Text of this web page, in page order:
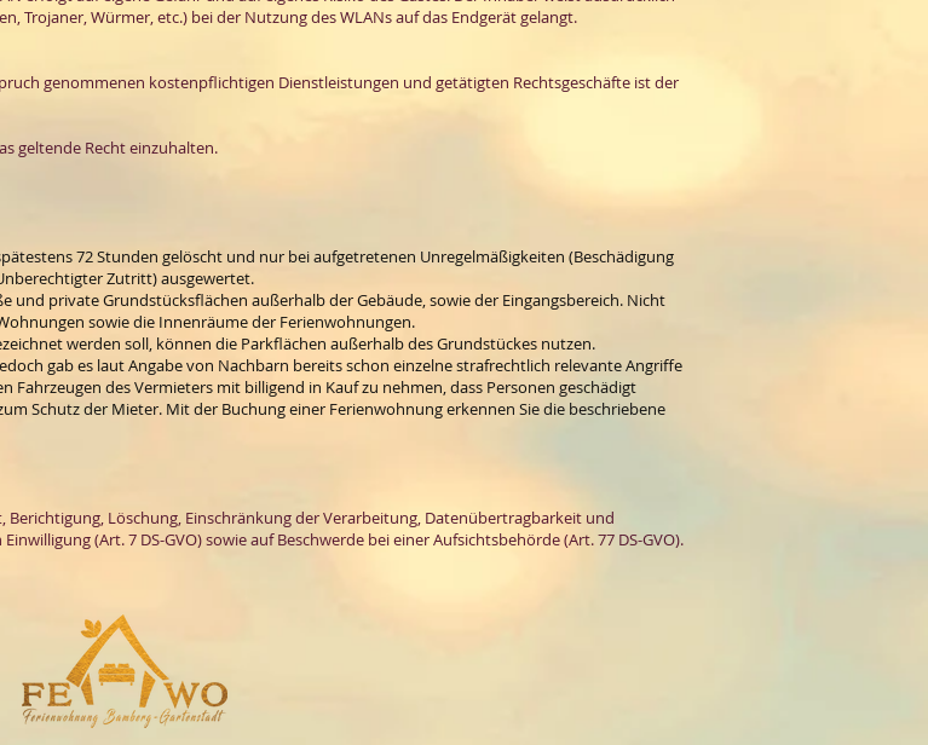
Trojaner, Würmer, etc.) bei der Nutzung des WLANs auf das Endgerät gelangt.
genommenen kostenpflichtigen Dienstleistungen und getätigten Rechtsgeschäfte ist der
geltende Recht einzuhalten.
72 Stunden gelöscht und nur bei aufgetretenen Unregelmäßigkeiten (Beschädigung
Zutritt) ausgewertet.
und private Grundstücksflächen außerhalb der Gebäude, sowie der Eingangsbereich. Nicht
sowie die Innenräume der Ferienwohnungen.
werden soll, können die Parkflächen außerhalb des Grundstückes nutzen.
gab es laut Angabe von Nachbarn bereits schon einzelne strafrechtlich relevante Angriffe
des Vermieters mit billigend in Kauf zu nehmen, dass Personen geschädigt
Schutz der Mieter. Mit der Buchung einer Ferienwohnung erkennen Sie die beschriebene
Löschung, Einschränkung der Verarbeitung, Datenübertragbarkeit und
(Art. 7 DS-GVO) sowie auf Beschwerde bei einer Aufsichtsbehörde (Art. 77 DS-GVO).